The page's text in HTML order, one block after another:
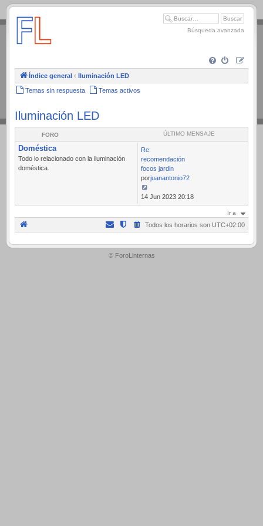
.
Búsqueda avanzada
Índice general ‹ Iluminación LED
Temas sin respuesta Temas activos
Iluminación LED
FORO ÚLTIMO MENSAJE
Doméstica
Todo lo relacionado con la iluminación
doméstica.
Re:
recomendación
focos jardin
porjuanantonio72
Ver
último
14 Jun 2023 20:18
Ir a
Todos los horarios son UTC+02:00
.
© ForoLinternas